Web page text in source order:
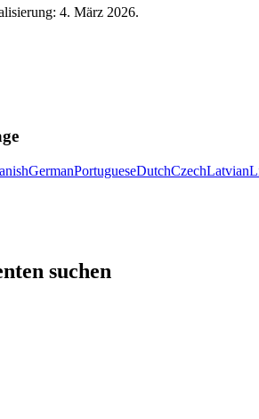
4. März 2026.
GermanPortugueseDutchCzechLatvian
suchen